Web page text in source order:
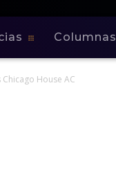
Columnas
Chicago House AC